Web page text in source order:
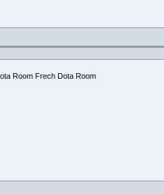
Room Frech Dota Room